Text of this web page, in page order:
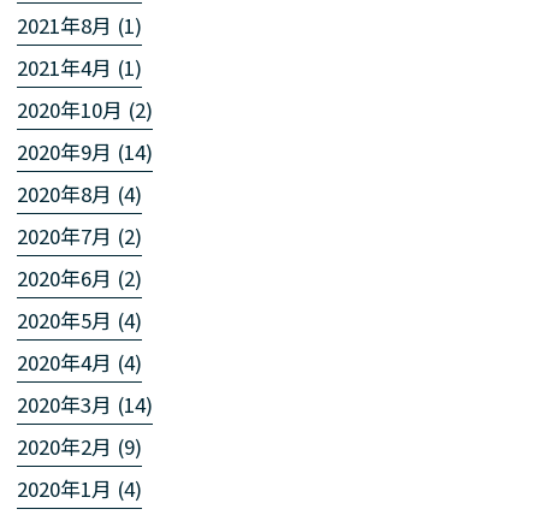
2021年8月 (1)
2021年4月 (1)
2020年10月 (2)
2020年9月 (14)
2020年8月 (4)
2020年7月 (2)
2020年6月 (2)
2020年5月 (4)
2020年4月 (4)
2020年3月 (14)
2020年2月 (9)
2020年1月 (4)